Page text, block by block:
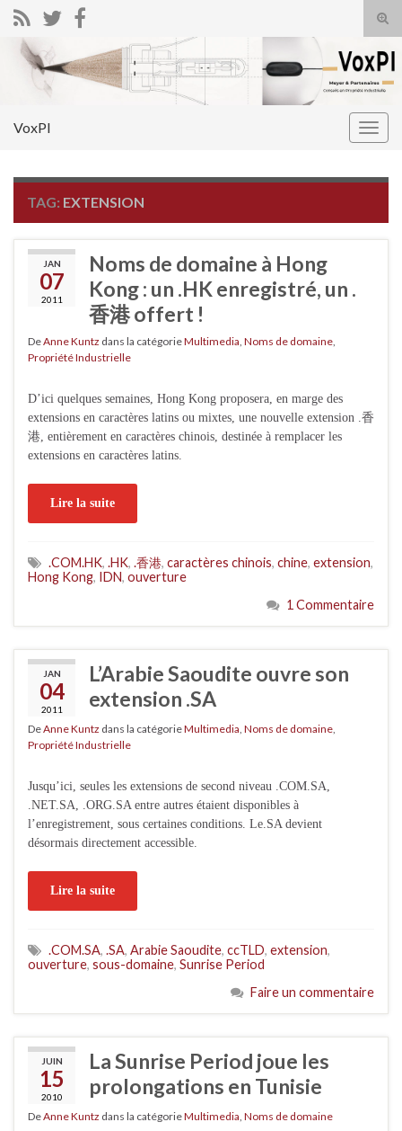
Search for:
VoxPI
TAG: EXTENSION
JAN
07
2011
Noms de domaine à Hong
Kong : un .HK enregistré, un .
香港 offert !
DeAnne Kuntz dans la catégorieMultimedia Noms de domaine
Propriété Industrielle
D’ici quelques semaines, Hong Kong proposera, en marge des
extensions en caractères latins ou mixtes, une nouvelle extension .香
港, entièrement en caractères chinois, destinée à remplacer les
extensions en caractères latins.
Lire la suite
.COM.HK, .HK, .香港, caractères chinois, chine, extension,
Hong Kong, IDN, ouverture
1 Commentaire
JAN
04
2011
L’Arabie Saoudite ouvre son
extension .SA
DeAnne Kuntz dans la catégorieMultimedia Noms de domaine
Propriété Industrielle
Jusqu’ici, seules les extensions de second niveau .COM.SA,
.NET.SA, .ORG.SA entre autres étaient disponibles à
l’enregistrement, sous certaines conditions. Le.SA devient
désormais directement accessible.
Lire la suite
.COM.SA, .SA, Arabie Saoudite, ccTLD, extension,
ouverture, sous-domaine, Sunrise Period
Faire un commentaire
JUIN
15
2010
La Sunrise Period joue les
prolongations en Tunisie
DeAnne Kuntz dans la catégorieMultimedia Noms de domaine